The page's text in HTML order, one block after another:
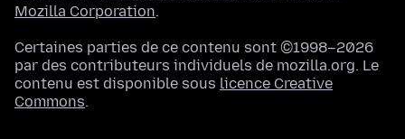
Mozilla Corporation.
Certaines parties de ce contenu sont ©1998–2026
par des contributeurs individuels de mozilla.org. Le
contenu est disponible sous licence Creative
Commons.